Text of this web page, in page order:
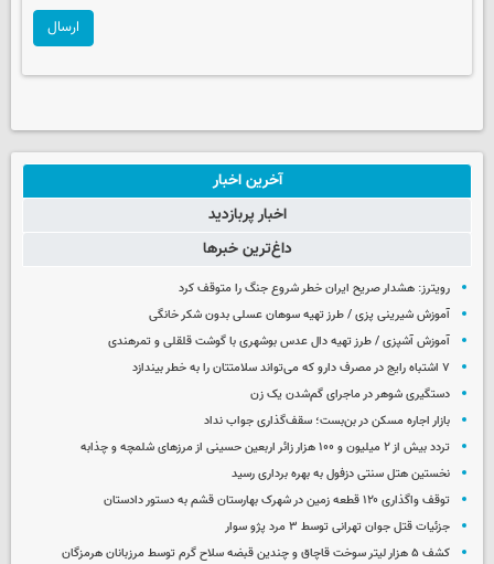
ارسال
آخرین اخبار
اخبار پربازدید
داغ‌ترین خبرها
رویترز: هشدار صریح ایران خطر شروع جنگ را متوقف کرد
آموزش شیرینی پزی / طرز تهیه سوهان عسلی بدون شکر خانگی
آموزش آشپزی / طرز تهیه دال عدس بوشهری با گوشت قلقلی و تمرهندی
۷ اشتباه رایج در مصرف دارو که می‌تواند سلامتتان را به خطر بیندازد
دستگیری شوهر در ماجرای گم‌شدن یک زن
بازار اجاره مسکن در بن‌بست؛ سقف‌گذاری جواب نداد
تردد بیش از ۲ میلیون و ۱۰۰ هزار زائر اربعین حسینی از مرزهای شلمچه و چذابه
نخستین هتل سنتی دزفول به بهره برداری رسید
توقف واگذاری ۱۲۰ قطعه زمین در شهرک بهارستان قشم به دستور دادستان
جزئیات قتل جوان تهرانی توسط ۳ مرد پژو سوار
کشف ۵ هزار لیتر سوخت قاچاق و چندین قبضه سلاح گرم توسط مرزبانان هرمزگان